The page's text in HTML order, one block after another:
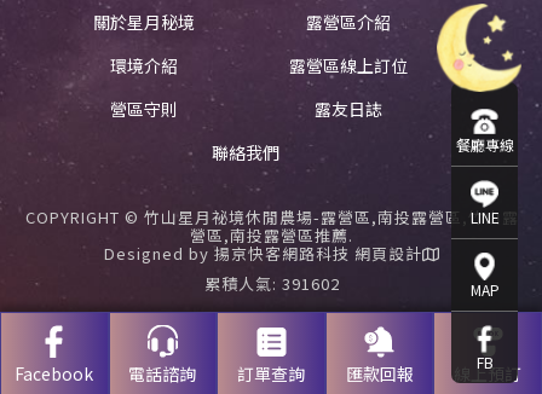
Facebook 電話諮詢 訂單查詢 匯款回報 線上預訂
關於星月秘境
露營區介紹
環境介紹
露營區線上訂位
營區守則
露友日誌
聯絡我們
COPYRIGHT © 竹山星月祕境休閒農場-露營區,南投露營區,竹山露
營區,南投露營區推薦.
Designed by 揚京快客網路科技 網頁設計
累積人氣: 391602
餐廳專線
LINE
MAP
FB